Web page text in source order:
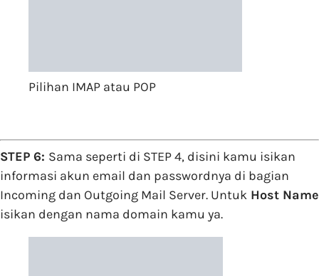
Pilihan IMAP atau POP
STEP 6: Sama seperti di STEP 4, disini kamu isikan
informasi akun email dan passwordnya di bagian
Incoming dan Outgoing Mail Server. Untuk Host Name
isikan dengan nama domain kamu ya.